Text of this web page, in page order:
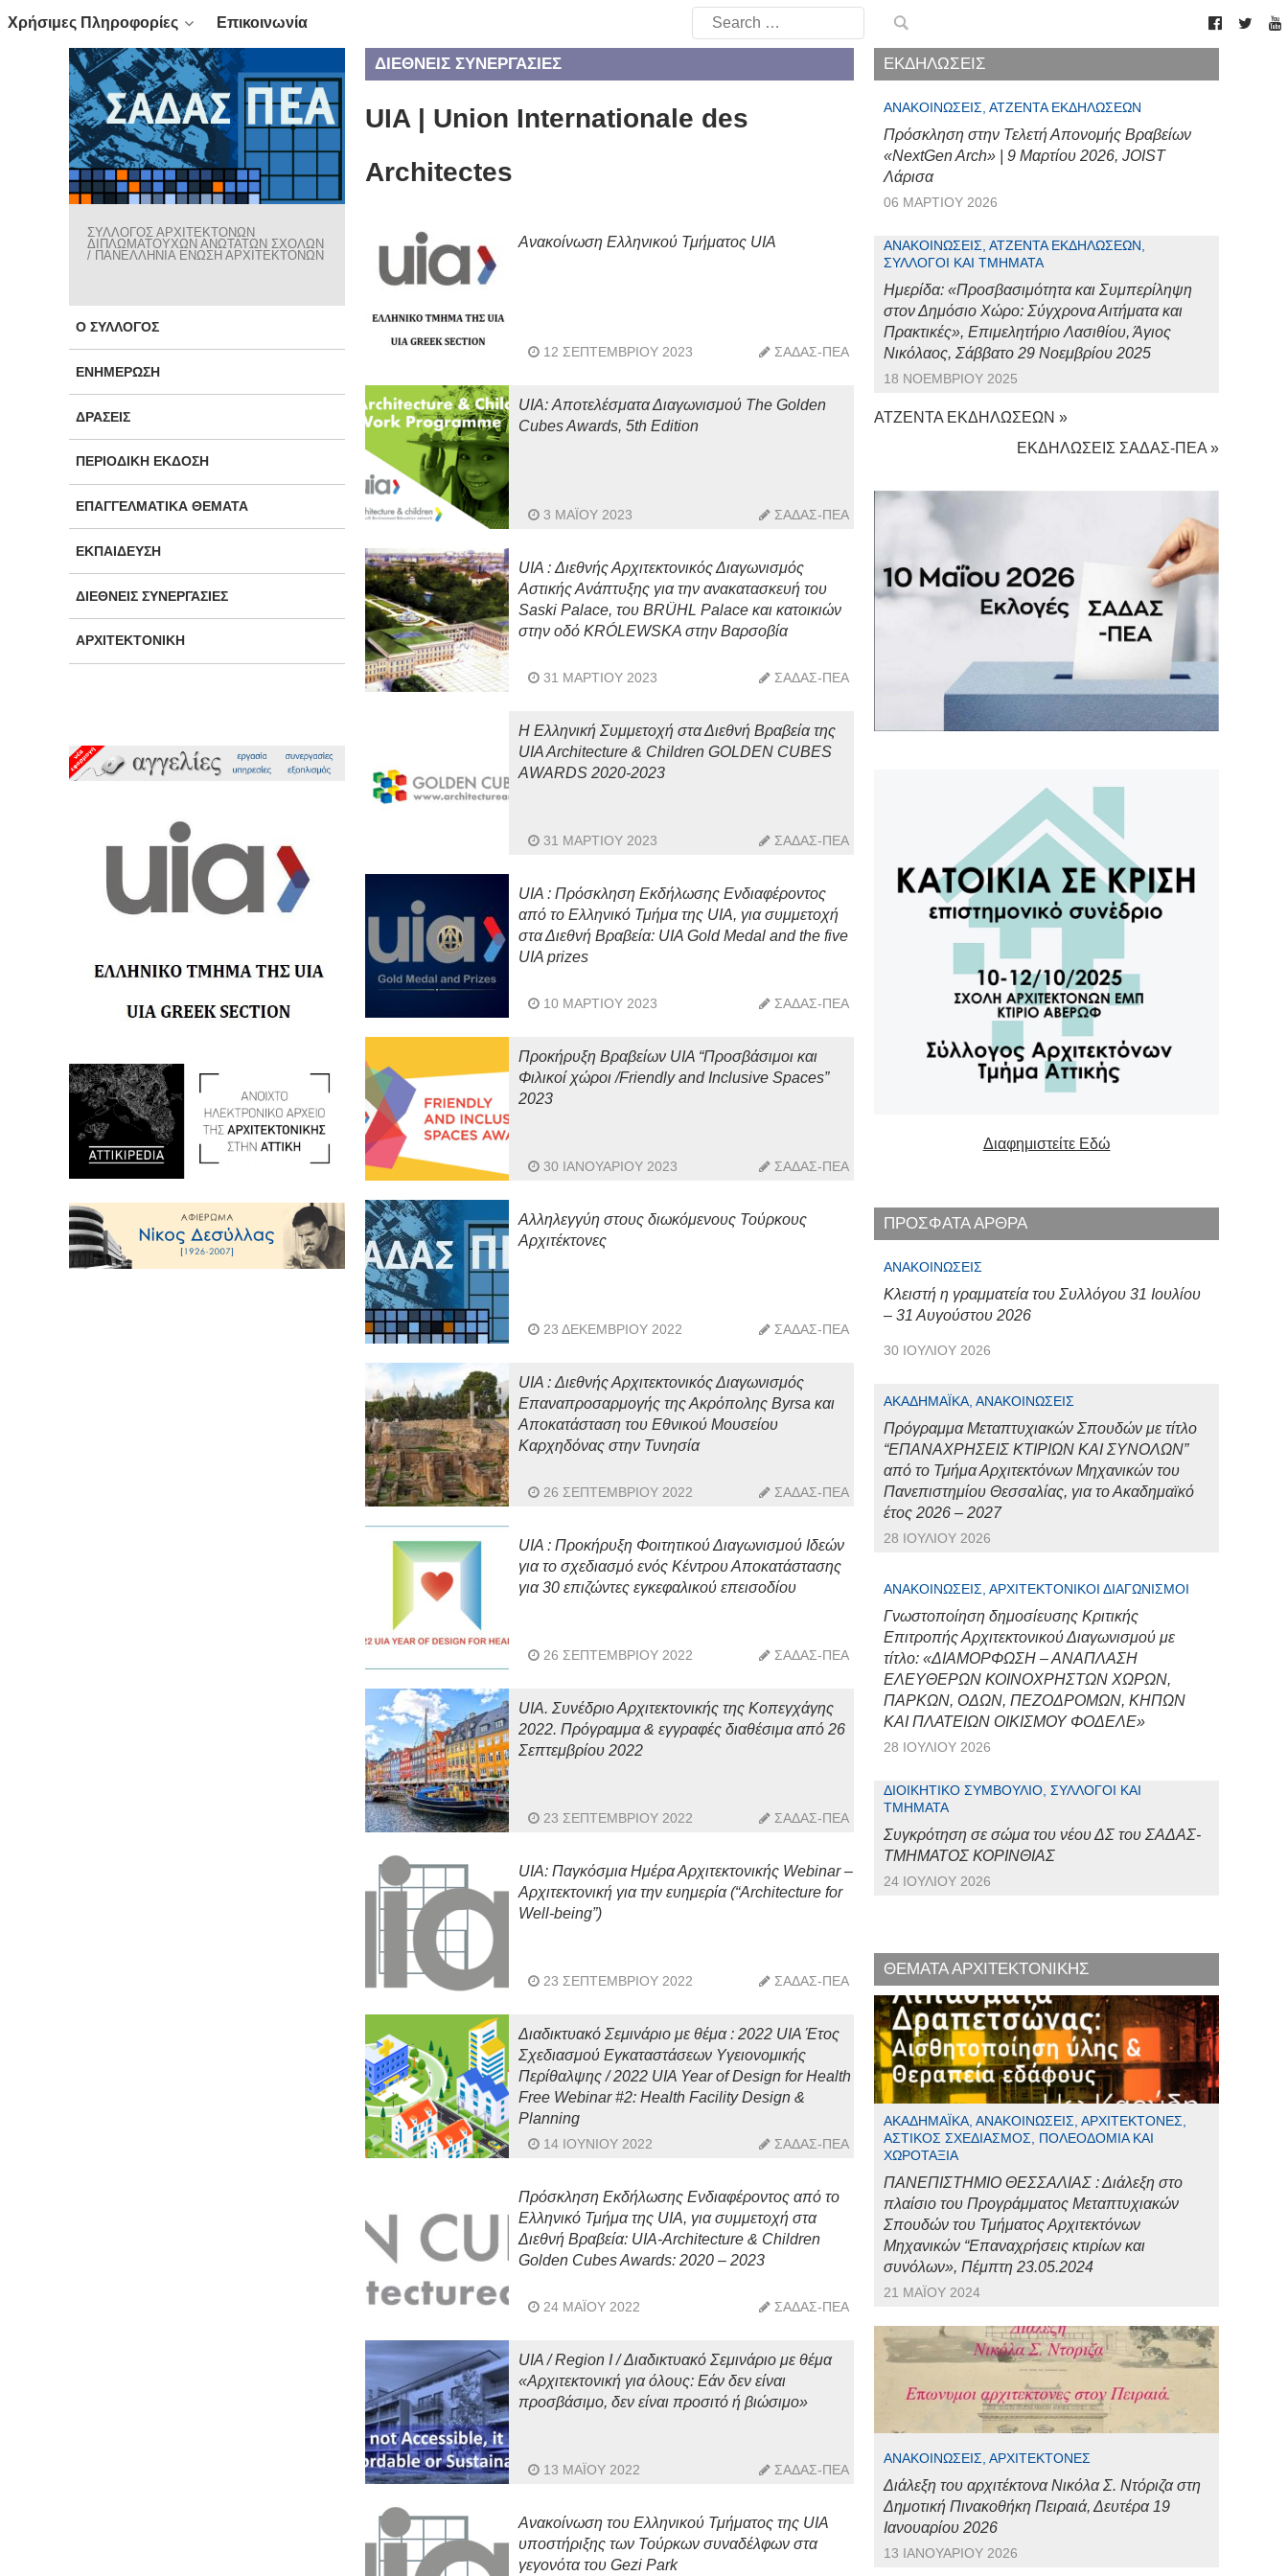
Χρήσιμες Πληροφορίες Επικοινωνία
Search
for:
ΣΥΛΛΟΓΟΣ ΑΡΧΙΤΕΚΤΟΝΩΝ
ΔΙΠΛΩΜΑΤΟΥΧΩΝ ΑΝΩΤΑΤΩΝ ΣΧΟΛΩΝ
/ ΠΑΝΕΛΛΗΝΙΑ ΕΝΩΣΗ ΑΡΧΙΤΕΚΤΟΝΩΝ
Ο ΣΎΛΛΟΓΟΣ
ΕΝΗΜΈΡΩΣΗ
ΔΡΆΣΕΙΣ
ΠΕΡΙΟΔΙΚΉ ΈΚΔΟΣΗ
ΕΠΑΓΓΕΛΜΑΤΙΚΆ ΘΈΜΑΤΑ
ΕΚΠΑΊΔΕΥΣΗ
ΔΙΕΘΝΕΊΣ ΣΥΝΕΡΓΑΣΊΕΣ
ΑΡΧΙΤΕΚΤΟΝΙΚΉ
ΔΙΕΘΝΕΊΣ ΣΥΝΕΡΓΑΣΊΕΣ
UIA | Union Internationale des
Architectes
Ανακοίνωση Ελληνικού Τμήματος UIA
12 ΣΕΠΤΕΜΒΡΊΟΥ 2023 ΣΑΔΑΣ-ΠΕΑ
UIA: Αποτελέσματα Διαγωνισμού The Golden
Cubes Awards, 5th Edition
3 ΜΑΪ́ΟΥ 2023 ΣΑΔΑΣ-ΠΕΑ
UIA : Διεθνής Αρχιτεκτονικός Διαγωνισμός
Αστικής Ανάπτυξης για την ανακατασκευή του
Saski Palace, του BRÜHL Palace και κατοικιών
στην οδό KRÓLEWSKA στην Βαρσοβία
31 ΜΑΡΤΊΟΥ 2023 ΣΑΔΑΣ-ΠΕΑ
Η Ελληνική Συμμετοχή στα Διεθνή Βραβεία της
UIA Architecture & Children GOLDEN CUBES
AWARDS 2020-2023
31 ΜΑΡΤΊΟΥ 2023 ΣΑΔΑΣ-ΠΕΑ
UIA : Πρόσκληση Εκδήλωσης Ενδιαφέροντος
από το Ελληνικό Τμήμα της UIA, για συμμετοχή
στα Διεθνή Βραβεία: UIA Gold Medal and the five
UIA prizes
10 ΜΑΡΤΊΟΥ 2023 ΣΑΔΑΣ-ΠΕΑ
Προκήρυξη Βραβείων UIA “Προσβάσιμοι και
Φιλικοί χώροι /Friendly and Inclusive Spaces”
2023
30 ΙΑΝΟΥΑΡΊΟΥ 2023 ΣΑΔΑΣ-ΠΕΑ
Αλληλεγγύη στους διωκόμενους Τούρκους
Αρχιτέκτονες
23 ΔΕΚΕΜΒΡΊΟΥ 2022 ΣΑΔΑΣ-ΠΕΑ
UIA : Διεθνής Αρχιτεκτονικός Διαγωνισμός
Επαναπροσαρμογής της Ακρόπολης Byrsa και
Αποκατάσταση του Εθνικού Μουσείου
Καρχηδόνας στην Τυνησία
26 ΣΕΠΤΕΜΒΡΊΟΥ 2022 ΣΑΔΑΣ-ΠΕΑ
UIA : Προκήρυξη Φοιτητικού Διαγωνισμού Ιδεών
για το σχεδιασμό ενός Κέντρου Αποκατάστασης
για 30 επιζώντες εγκεφαλικού επεισοδίου
26 ΣΕΠΤΕΜΒΡΊΟΥ 2022 ΣΑΔΑΣ-ΠΕΑ
UIA. Συνέδριο Αρχιτεκτονικής της Κοπεγχάγης
2022. Πρόγραμμα & εγγραφές διαθέσιμα από 26
Σεπτεμβρίου 2022
23 ΣΕΠΤΕΜΒΡΊΟΥ 2022 ΣΑΔΑΣ-ΠΕΑ
UIA: Παγκόσμια Ημέρα Αρχιτεκτονικής Webinar –
Αρχιτεκτονική για την ευημερία (“Architecture for
Well-being”)
23 ΣΕΠΤΕΜΒΡΊΟΥ 2022 ΣΑΔΑΣ-ΠΕΑ
Διαδικτυακό Σεμινάριο με θέμα : 2022 UIA Έτος
Σχεδιασμού Εγκαταστάσεων Υγειονομικής
Περίθαλψης / 2022 UIA Year of Design for Health
Free Webinar #2: Health Facility Design &
Planning
14 ΙΟΥΝΊΟΥ 2022 ΣΑΔΑΣ-ΠΕΑ
Πρόσκληση Εκδήλωσης Ενδιαφέροντος από το
Ελληνικό Τμήμα της UIA, για συμμετοχή στα
Διεθνή Βραβεία: UIA-Architecture & Children
Golden Cubes Awards: 2020 – 2023
24 ΜΑΪ́ΟΥ 2022 ΣΑΔΑΣ-ΠΕΑ
UIA / Region I / Διαδικτυακό Σεμινάριο με θέμα
«Αρχιτεκτονική για όλους: Εάν δεν είναι
προσβάσιμο, δεν είναι προσιτό ή βιώσιμο»
13 ΜΑΪ́ΟΥ 2022 ΣΑΔΑΣ-ΠΕΑ
Ανακοίνωση του Ελληνικού Τμήματος της UIA
υποστήριξης των Τούρκων συναδέλφων στα
γεγονότα του Gezi Park
ΕΚΔΗΛΩΣΕΙΣ
ΑΝΑΚΟΙΝΏΣΕΙΣ, ΑΤΖΈΝΤΑ ΕΚΔΗΛΏΣΕΩΝ
Πρόσκληση στην Τελετή Απονομής Βραβείων
«NextGen Arch» | 9 Μαρτίου 2026, JOIST
Λάρισα
06 ΜΑΡΤΊΟΥ 2026
ΑΝΑΚΟΙΝΏΣΕΙΣ, ΑΤΖΈΝΤΑ ΕΚΔΗΛΏΣΕΩΝ,
ΣΎΛΛΟΓΟΙ ΚΑΙ ΤΜΉΜΑΤΑ
Ημερίδα: «Προσβασιμότητα και Συμπερίληψη
στον Δημόσιο Χώρο: Σύγχρονα Αιτήματα και
Πρακτικές», Επιμελητήριο Λασιθίου, Άγιος
Νικόλαος, Σάββατο 29 Νοεμβρίου 2025
18 ΝΟΕΜΒΡΊΟΥ 2025
ΑΤΖΕΝΤΑ ΕΚΔΗΛΩΣΕΩΝ »
ΕΚΔΗΛΩΣΕΙΣ ΣΑΔΑΣ-ΠΕΑ »
Διαφημιστείτε Εδώ
ΠΡΟΣΦΑΤΑ ΑΡΘΡΑ
ΑΝΑΚΟΙΝΏΣΕΙΣ
Κλειστή η γραμματεία του Συλλόγου 31 Ιουλίου
– 31 Αυγούστου 2026
30 ΙΟΥΛΊΟΥ 2026
ΑΚΑΔΗΜΑΪΚΆ, ΑΝΑΚΟΙΝΏΣΕΙΣ
Πρόγραμμα Μεταπτυχιακών Σπουδών με τίτλο
“ΕΠΑΝΑΧΡΗΣΕΙΣ ΚΤΙΡΙΩΝ ΚΑΙ ΣΥΝΟΛΩΝ”
από το Τμήμα Αρχιτεκτόνων Μηχανικών του
Πανεπιστημίου Θεσσαλίας, για το Ακαδημαϊκό
έτος 2026 – 2027
28 ΙΟΥΛΊΟΥ 2026
ΑΝΑΚΟΙΝΏΣΕΙΣ, ΑΡΧΙΤΕΚΤΟΝΙΚΟΊ ΔΙΑΓΩΝΙΣΜΟΊ
Γνωστοποίηση δημοσίευσης Κριτικής
Επιτροπής Αρχιτεκτονικού Διαγωνισμού με
τίτλο: «ΔΙΑΜΟΡΦΩΣΗ – ΑΝΑΠΛΑΣΗ
ΕΛΕΥΘΕΡΩΝ ΚΟΙΝΟΧΡΗΣΤΩΝ ΧΩΡΩΝ,
ΠΑΡΚΩΝ, ΟΔΩΝ, ΠΕΖΟΔΡΟΜΩΝ, ΚΗΠΩΝ
ΚΑΙ ΠΛΑΤΕΙΩΝ ΟΙΚΙΣΜΟΥ ΦΟΔΕΛΕ»
28 ΙΟΥΛΊΟΥ 2026
ΔΙΟΙΚΗΤΙΚΌ ΣΥΜΒΟΎΛΙΟ, ΣΎΛΛΟΓΟΙ ΚΑΙ
ΤΜΉΜΑΤΑ
Συγκρότηση σε σώμα του νέου ΔΣ του ΣΑΔΑΣ-
ΤΜΗΜΑΤΟΣ ΚΟΡΙΝΘΙΑΣ
24 ΙΟΥΛΊΟΥ 2026
ΘΕΜΑΤΑ ΑΡΧΙΤΕΚΤΟΝΙΚΗΣ
ΑΚΑΔΗΜΑΪΚΆ, ΑΝΑΚΟΙΝΏΣΕΙΣ, ΑΡΧΙΤΈΚΤΟΝΕΣ,
ΑΣΤΙΚΌΣ ΣΧΕΔΙΑΣΜΌΣ, ΠΟΛΕΟΔΟΜΊΑ ΚΑΙ
ΧΩΡΟΤΑΞΊΑ
ΠΑΝΕΠΙΣΤΗΜΙΟ ΘΕΣΣΑΛΙΑΣ : Διάλεξη στο
πλαίσιο του Προγράμματος Μεταπτυχιακών
Σπουδών του Τμήματος Αρχιτεκτόνων
Μηχανικών “Επαναχρήσεις κτιρίων και
συνόλων», Πέμπτη 23.05.2024
21 ΜΑΪ́ΟΥ 2024
ΑΝΑΚΟΙΝΏΣΕΙΣ, ΑΡΧΙΤΈΚΤΟΝΕΣ
Διάλεξη του αρχιτέκτονα Νικόλα Σ. Ντόριζα στη
Δημοτική Πινακοθήκη Πειραιά, Δευτέρα 19
Ιανουαρίου 2026
13 ΙΑΝΟΥΑΡΊΟΥ 2026